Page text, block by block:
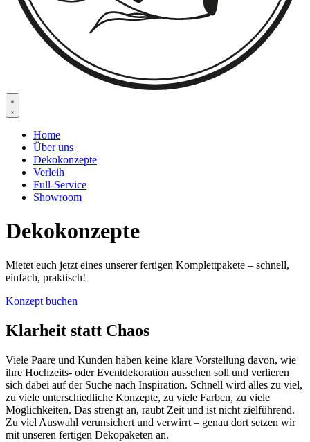
Home
Über uns
Dekokonzepte
Verleih
Full-Service
Showroom
Dekokonzepte
Mietet euch jetzt eines unserer fertigen Komplettpakete – schnell,
einfach, praktisch!
Konzept buchen
Klarheit statt Chaos
Viele Paare und Kunden haben keine klare Vorstellung davon, wie
ihre Hochzeits- oder Eventdekoration aussehen soll und verlieren
sich dabei auf der Suche nach Inspiration. Schnell wird alles zu viel,
zu viele unterschiedliche Konzepte, zu viele Farben, zu viele
Möglichkeiten. Das strengt an, raubt Zeit und ist nicht zielführend.
Zu viel Auswahl verunsichert und verwirrt – genau dort setzen wir
mit unseren fertigen Dekopaketen an.